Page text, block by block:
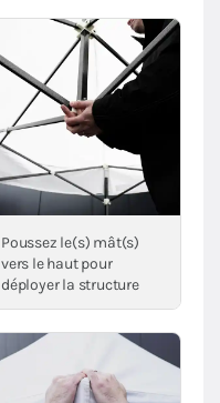
Poussez le(s) mât(s)
vers le haut pour
déployer la structure